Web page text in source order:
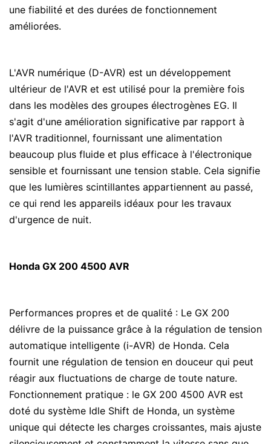
une fiabilité et des durées de fonctionnement
améliorées.
L'AVR numérique (D-AVR) est un développement
ultérieur de l'AVR et est utilisé pour la première fois
dans les modèles des groupes électrogènes EG. Il
s'agit d'une amélioration significative par rapport à
l'AVR traditionnel, fournissant une alimentation
beaucoup plus fluide et plus efficace à l'électronique
sensible et fournissant une tension stable. Cela signifie
que les lumières scintillantes appartiennent au passé,
ce qui rend les appareils idéaux pour les travaux
d'urgence de nuit.
Honda GX 200 4500 AVR
Performances propres et de qualité : Le GX 200
délivre de la puissance grâce à la régulation de tension
automatique intelligente (i-AVR) de Honda. Cela
fournit une régulation de tension en douceur qui peut
réagir aux fluctuations de charge de toute nature.
Fonctionnement pratique : le GX 200 4500 AVR est
doté du système Idle Shift de Honda, un système
unique qui détecte les charges croissantes, mais ajuste